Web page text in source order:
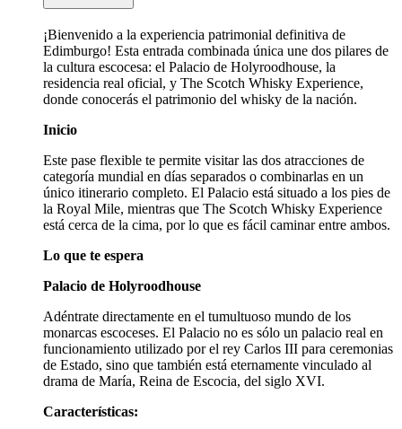
¡Bienvenido a la experiencia patrimonial definitiva de
Edimburgo! Esta entrada combinada única une dos pilares de
la cultura escocesa: el Palacio de Holyroodhouse, la
residencia real oficial, y The Scotch Whisky Experience,
donde conocerás el patrimonio del whisky de la nación.
Inicio
Este pase flexible te permite visitar las dos atracciones de
categoría mundial en días separados o combinarlas en un
único itinerario completo. El Palacio está situado a los pies de
la Royal Mile, mientras que The Scotch Whisky Experience
está cerca de la cima, por lo que es fácil caminar entre ambos.
Lo que te espera
Palacio de Holyroodhouse
Adéntrate directamente en el tumultuoso mundo de los
monarcas escoceses. El Palacio no es sólo un palacio real en
funcionamiento utilizado por el rey Carlos III para ceremonias
de Estado, sino que también está eternamente vinculado al
drama de María, Reina de Escocia, del siglo XVI.
Características: